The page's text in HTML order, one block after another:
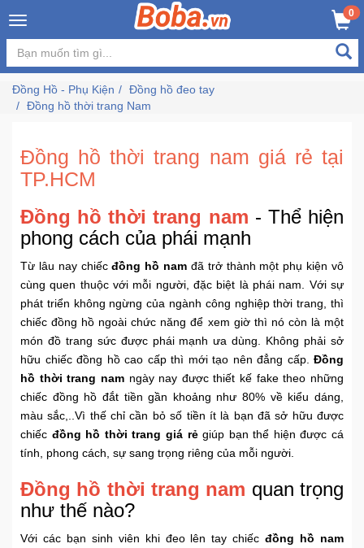
×
Đăng
nhập
Chủ
Đang
Bán
Chạy
Khuyến
Mãi
âm
thanh
0
Đồng Hồ - Phụ Kiện
Đồng hồ đeo tay
Đồng hồ thời trang Nam
Đồng hồ thời trang nam giá rẻ tại
TP.HCM
Đồng hồ thời trang nam - Thể hiện
phong cách của phái mạnh
Từ lâu nay chiếcđồng hồ nam đã trở thành một phụ kiện vô
cùng quen thuộc với mỗi người, đặc biệt là phái nam. Với sự
phát triển không ngừng của ngành công nghiệp thời trang, thì
chiếc đồng hồ ngoài chức năng để xem giờ thì nó còn là một
món đồ trang sức được phái mạnh ưa dùng. Không phải sở
hữu chiếc đồng hồ cao cấp thì mới tạo nên đẳng cấp. Đồng
hồ thời trang namngày nay được thiết kế fake theo những
chiếc đồng hồ đắt tiền gần khoảng như 80% về kiểu dáng,
màu sắc,..Vì thế chỉ cần bỏ số tiền ít là bạn đã sở hữu được
chiếc đồng hồ thời trang giá rẻgiúp bạn thể hiện được cá
tính, phong cách, sự sang trọng riêng của mỗi người.
Đồng hồ thời trang nam quan trọng
như thế nào?
Với các bạn sinh viên khi đeo lên tay chiếcđồng hồ nam